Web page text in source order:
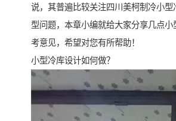
说，其普遍比较关注四川美柯制冷小型
型问题，本章小编就给大家分享几点小
考意见，希望对您有所帮助！
小型冷库设计如何做？